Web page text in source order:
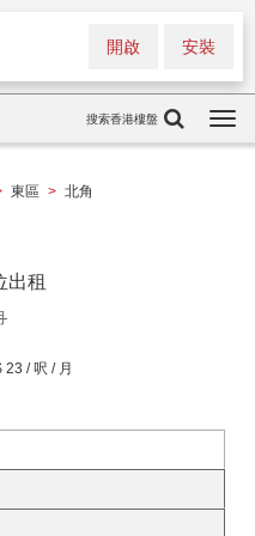
安裝
開啟
搜索香港樓盤
東區 > 北角
出租
23 / 呎 / 月